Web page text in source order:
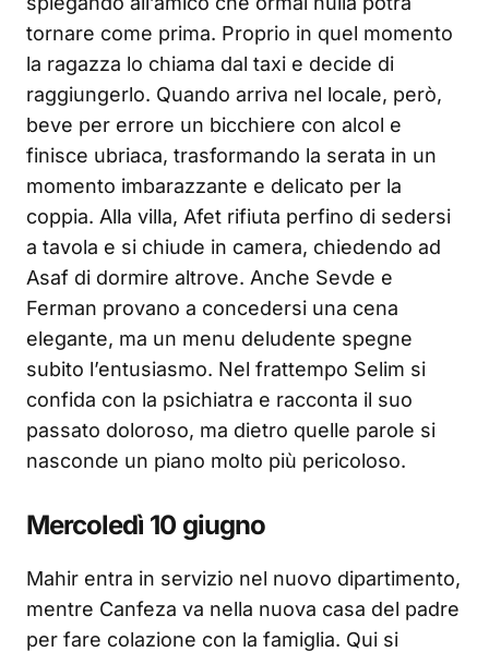
tornare come prima. Proprio in quel momento
la ragazza lo chiama dal taxi e decide di
raggiungerlo. Quando arriva nel locale, però,
beve per errore un bicchiere con alcol e
finisce ubriaca, trasformando la serata in un
momento imbarazzante e delicato per la
coppia. Alla villa, Afet rifiuta perfino di sedersi
a tavola e si chiude in camera, chiedendo ad
Asaf di dormire altrove. Anche Sevde e
Ferman provano a concedersi una cena
elegante, ma un menu deludente spegne
subito l’entusiasmo. Nel frattempo Selim si
confida con la psichiatra e racconta il suo
passato doloroso, ma dietro quelle parole si
nasconde un piano molto più pericoloso.
Mercoledì 10 giugno
Mahir entra in servizio nel nuovo dipartimento,
mentre Canfeza va nella nuova casa del padre
per fare colazione con la famiglia. Qui si